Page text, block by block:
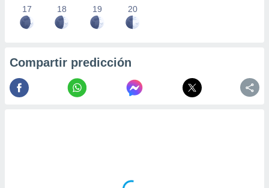
17 18 19 20
Compartir predicción